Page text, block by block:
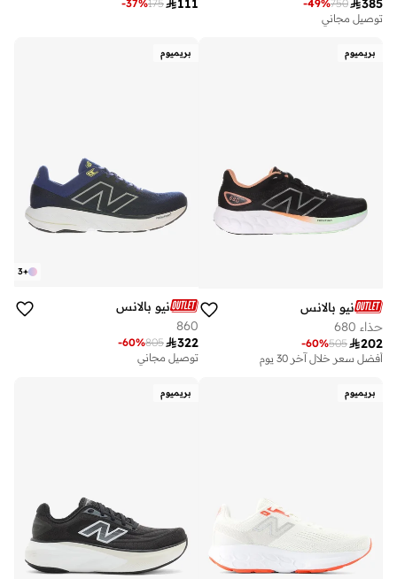
385
750
-49%
توصيل مجاني
111
175
-37%
بريميوم
نيو بالانس
حذاء 680
202
505
-60%
أفضل سعر خلال آخر 30 يوم
توصيل مجاني
بريميوم
+
3
نيو بالانس
860
322
805
-60%
توصيل مجاني
بريميوم بريميوم